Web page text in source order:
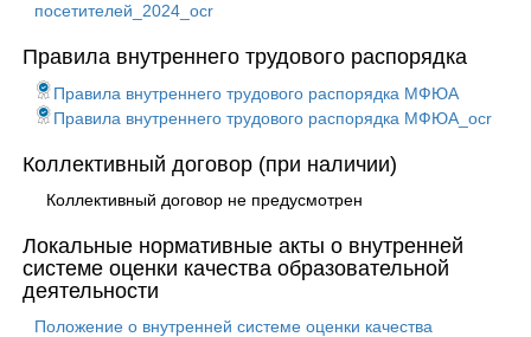
посетителей_2024_ocr
Правила внутреннего трудового распорядка
Правила внутреннего трудового распорядка МФЮА
Правила внутреннего трудового распорядка МФЮА_ocr
Коллективный договор (при наличии)
Коллективный договор не предусмотрен
Локальные нормативные акты о внутренней
системе оценки качества образовательной
деятельности
Положение о внутренней системе оценки качества